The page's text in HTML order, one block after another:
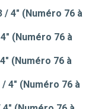
/ 4" (Numéro 76 à
(Numéro 76 à
(Numéro 76 à
4" (Numéro 76 à